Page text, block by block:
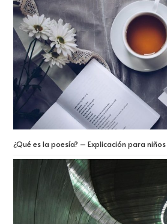
¿Qué es la poesía? – Explicación para niños